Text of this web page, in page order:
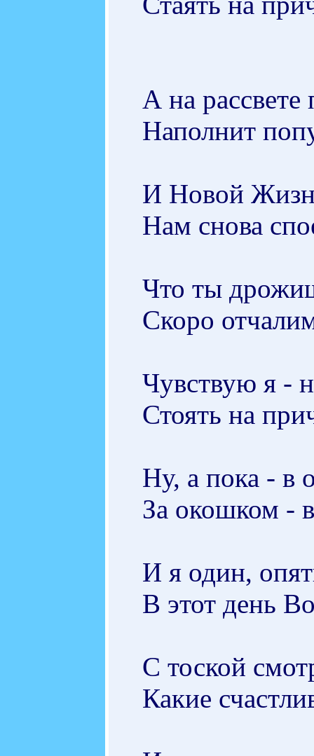
А на рассвете
Наполнит
И Новой
Нам снова
Что ты
Скоро
Чувствую я -
Стоять на
Ну, а пока - в
За окошком -
И я один,
В этот день
С тоской
Какие